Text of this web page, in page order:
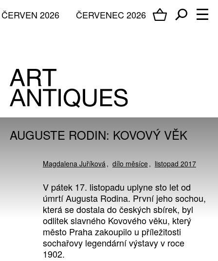
ČERVENEC 2026
ČERVEN 2026
AUGUSTE RODIN: KOVOVÝ VĚK
Magdalena Juříková dílo měsíce listopad 2017
V pátek 17. listopadu uplyne sto let od
úmrtí Augusta Rodina. První jeho sochou,
která se dostala do českých sbírek, byl
odlitek slavného Kovového věku, který
město Praha zakoupilo u příležitosti
sochařovy legendární výstavy v roce
1902.